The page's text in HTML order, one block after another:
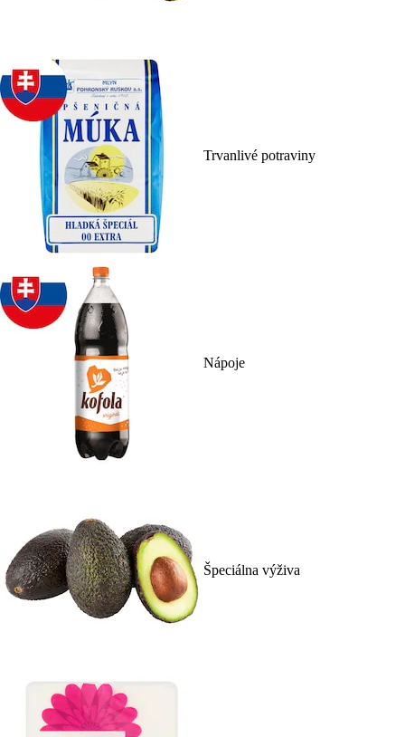
Trvanlivé potraviny
Nápoje
Špeciálna výživa